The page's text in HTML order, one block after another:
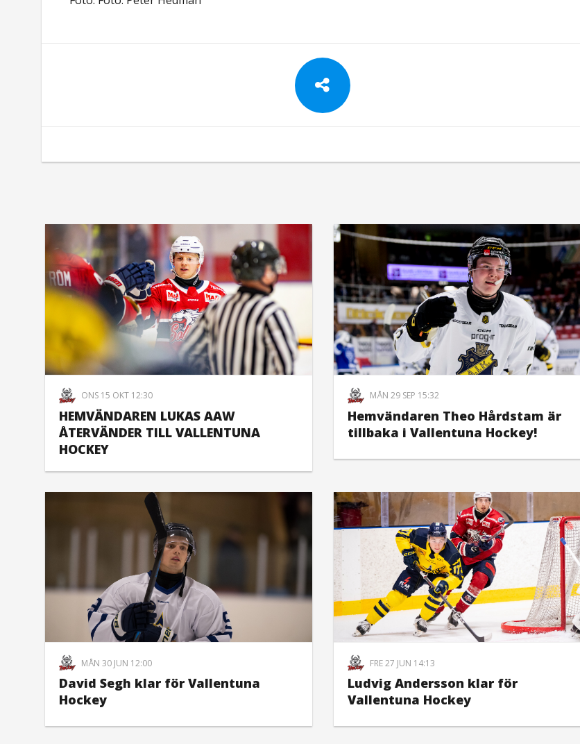
ONS 15 OKT 12:30
HEMVÄNDAREN LUKAS AAW
ÅTERVÄNDER TILL VALLENTUNA
HOCKEY
MÅN 29 SEP 15:32
Hemvändaren Theo Hårdstam är
tillbaka i Vallentuna Hockey!
MÅN 30 JUN 12:00
David Segh klar för Vallentuna
Hockey
FRE 27 JUN 14:13
Ludvig Andersson klar för
Vallentuna Hockey